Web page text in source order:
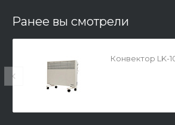
Ранее вы смотрели
Конвектор LK-